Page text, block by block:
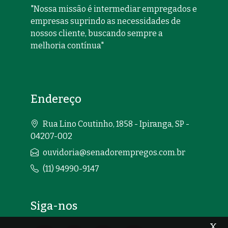
"Nossa missão é intermediar empregados e
empresas suprindo as necessidades de
nossos cliente, buscando sempre a
melhoria contínua"
Endereço
Rua Lino Coutinho, 1858 - Ipiranga, SP -
04207-002
ouvidoria@senadorempregos.com.br
(11) 94990-9147
Siga-nos